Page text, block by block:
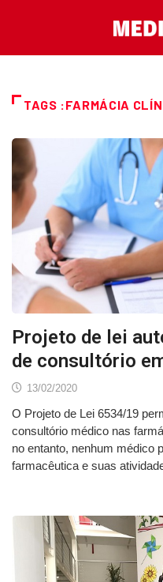
TAGS :FARMÁCIA
Projeto de lei
de consultório
13/02/2020
O Projeto de Lei 6534/19
consultório médico nas
no entanto, nenhum médico
farmacêutica e suas